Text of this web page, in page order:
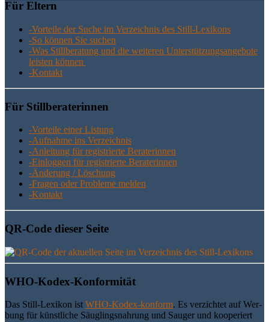
Für Eltern
-Vor­tei­le der Suche im Ver­zeich­nis des Still-Lexikons
-So kön­nen Sie suchen
-Was Still­be­ra­tung und die wei­te­ren Unter­stüt­zungs­an­ge­bo­te
leis­ten können
-Kon­takt
Für Still­be­ra­te­rin­nen
-Vor­tei­le einer Listung
-Auf­nah­me ins Verzeichnis
-Anlei­tung für regis­trier­te Beraterinnen
-Ein­log­gen für regis­trier­te Beraterinnen
-Ände­rung / Löschung
-Fra­gen oder Pro­ble­me melden
-Kon­takt
QR-Code die­ser Seite
WHO-Kodex-Kon­for­mi­tät
Das Still-Lexi­kon ist WHO-Kodex-kon­form. Es ver­zich­tet auf Wer­
bung für künst­li­che Säug­lings­nah­rung und Sau­ger und koope­riert